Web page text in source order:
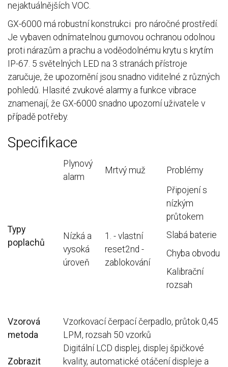
nejaktuálnějších VOC.
GX-6000 má robustní konstrukci pro náročné prostředí.
Je vybaven odnímatelnou gumovou ochranou odolnou
proti nárazům a prachu a voděodolnému krytu s krytím
IP-67. 5 světelných LED na 3 stranách přístroje
zaručuje, že upozornění jsou snadno viditelné z různých
pohledů. Hlasité zvukové alarmy a funkce vibrace
znamenají, že GX-6000 snadno upozorní uživatele v
případě potřeby.
Specifikace
Typy
poplachů
Plynový
alarm
Mrtvý muž Problémy
Nízká a
vysoká
úroveň
1. - vlastní
reset2nd -
zablokování
Připojení s
nízkým
průtokem
Slabá baterie
Chyba obvodu
Kalibrační
rozsah
Vzorová
metoda
Vzorkovací čerpací čerpadlo, průtok 0,45
LPM, rozsah 50 vzorků
Zobrazit
Digitální LCD displej, displej špičkové
kvality, automatické otáčení displeje a